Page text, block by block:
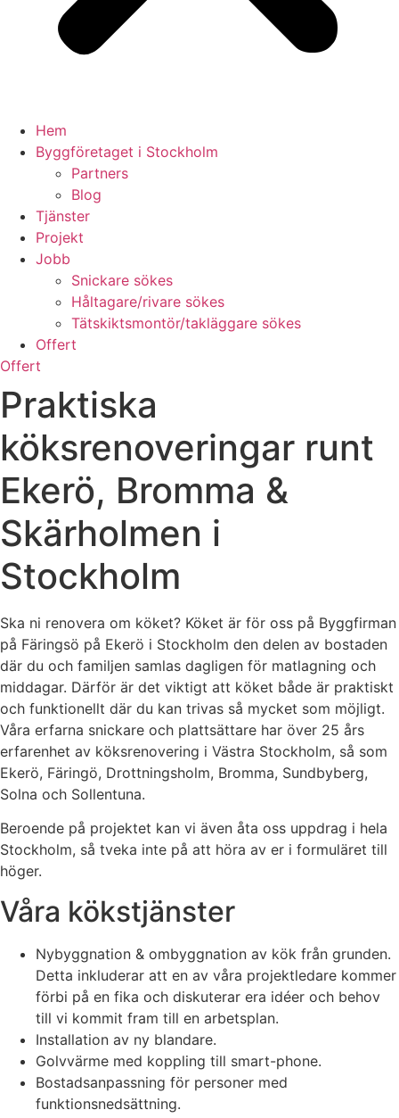
Hem
Byggföretaget i Stockholm
Partners
Blog
Tjänster
Projekt
Jobb
Snickare sökes
Håltagare/rivare sökes
Tätskiktsmontör/takläggare sökes
Offert
Offert
Praktiska
köksrenoveringar runt
Ekerö, Bromma &
Skärholmen i
Stockholm
Ska ni renovera om köket? Köket är för oss på Byggfirman
på Färingsö på Ekerö i Stockholm den delen av bostaden
där du och familjen samlas dagligen för matlagning och
middagar. Därför är det viktigt att köket både är praktiskt
och funktionellt där du kan trivas så mycket som möjligt.
Våra erfarna snickare och plattsättare har över 25 års
erfarenhet av köksrenovering i Västra Stockholm, så som
Ekerö, Färingö, Drottningsholm, Bromma, Sundbyberg,
Solna och Sollentuna.
Beroende på projektet kan vi även åta oss uppdrag i hela
Stockholm, så tveka inte på att höra av er i formuläret till
höger.
Våra kökstjänster
Nybyggnation & ombyggnation av kök från grunden.
Detta inkluderar att en av våra projektledare kommer
förbi på en fika och diskuterar era idéer och behov
till vi kommit fram till en arbetsplan.
Installation av ny blandare.
Golvvärme med koppling till smart-phone.
Bostadsanpassning för personer med
funktionsnedsättning.